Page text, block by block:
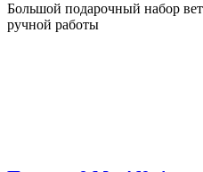
Большой подарочный набор
ручной работы